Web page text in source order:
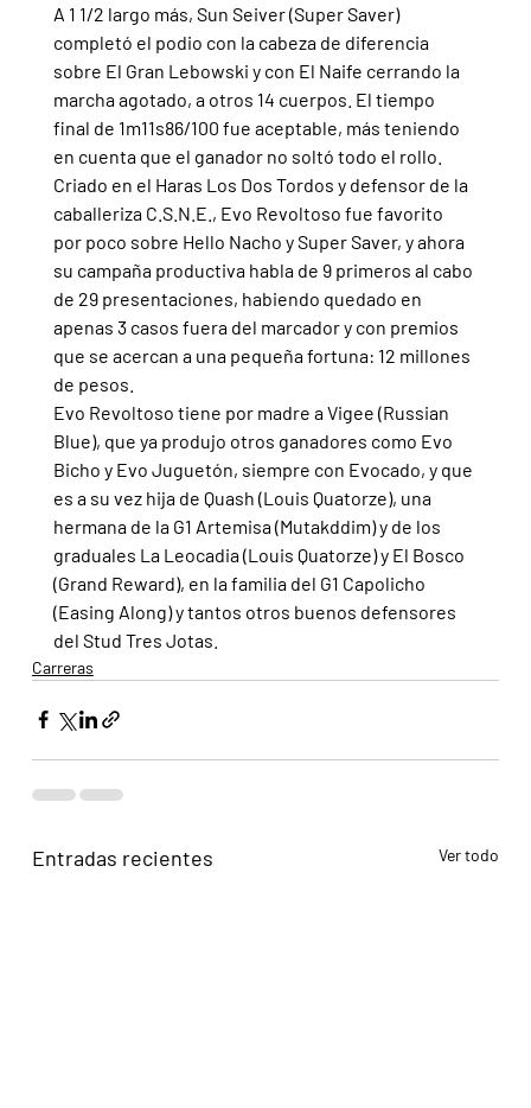
A 1 1/2 largo más, Sun Seiver (Super Saver)
completó el podio con la cabeza de diferencia
sobre El Gran Lebowski y con El Naife cerrando la
marcha agotado, a otros 14 cuerpos. El tiempo
final de 1m11s86/100 fue aceptable, más teniendo
en cuenta que el ganador no soltó todo el rollo.
Criado en el Haras Los Dos Tordos y defensor de la
caballeriza C.S.N.E., Evo Revoltoso fue favorito
por poco sobre Hello Nacho y Super Saver, y ahora
su campaña productiva habla de 9 primeros al cabo
de 29 presentaciones, habiendo quedado en
apenas 3 casos fuera del marcador y con premios
que se acercan a una pequeña fortuna: 12 millones
de pesos.
Evo Revoltoso tiene por madre a Vigee (Russian
Blue), que ya produjo otros ganadores como Evo
Bicho y Evo Juguetón, siempre con Evocado, y que
es a su vez hija de Quash (Louis Quatorze), una
hermana de la G1 Artemisa (Mutakddim) y de los
graduales La Leocadia (Louis Quatorze) y El Bosco
(Grand Reward), en la familia del G1 Capolicho
(Easing Along) y tantos otros buenos defensores
del Stud Tres Jotas.
Carreras
Entradas recientes Ver todo